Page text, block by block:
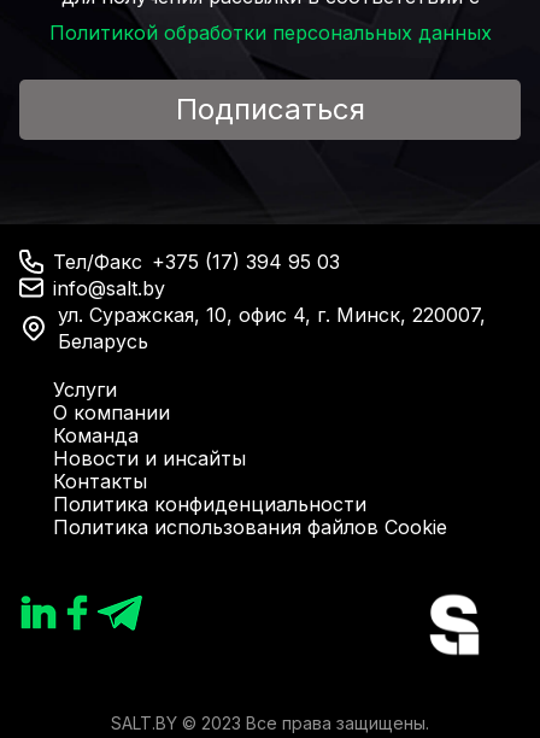
Политикой обработки персональных данных
Подписаться
Тел/Факс +375 (17) 394 95 03
info@salt.by
ул. Суражская, 10, офис 4, г. Минск, 220007,
Беларусь
Услуги
О компании
Команда
Новости и инсайты
Контакты
Политика конфиденциальности
Политика использования файлов Cookie
SALT.BY © 2023 Все права защищены.